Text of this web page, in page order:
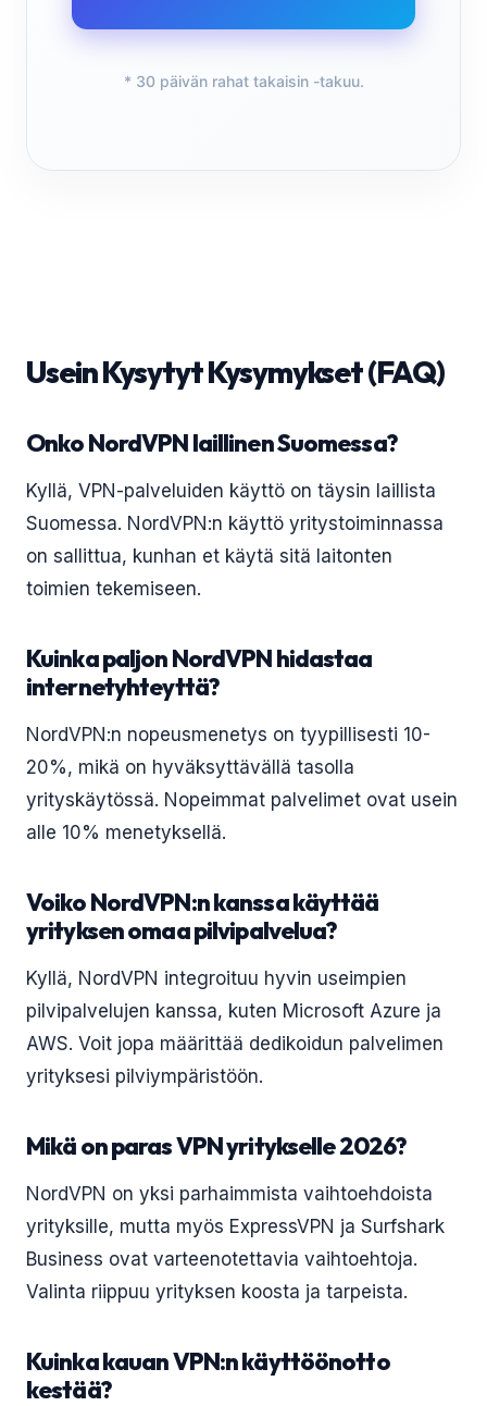
* 30 päivän rahat takaisin -takuu.
Usein Kysytyt Kysymykset (FAQ)
Onko NordVPN laillinen Suomessa?
Kyllä, VPN-palveluiden käyttö on täysin laillista
Suomessa. NordVPN:n käyttö yritystoiminnassa
on sallittua, kunhan et käytä sitä laitonten
toimien tekemiseen.
Kuinka paljon NordVPN hidastaa
internetyhteyttä?
NordVPN:n nopeusmenetys on tyypillisesti 10-
20%, mikä on hyväksyttävällä tasolla
yrityskäytössä. Nopeimmat palvelimet ovat usein
alle 10% menetyksellä.
Voiko NordVPN:n kanssa käyttää
yrityksen omaa pilvipalvelua?
Kyllä, NordVPN integroituu hyvin useimpien
pilvipalvelujen kanssa, kuten Microsoft Azure ja
AWS. Voit jopa määrittää dedikoidun palvelimen
yrityksesi pilviympäristöön.
Mikä on paras VPN yritykselle 2026?
NordVPN on yksi parhaimmista vaihtoehdoista
yrityksille, mutta myös ExpressVPN ja Surfshark
Business ovat varteenotettavia vaihtoehtoja.
Valinta riippuu yrityksen koosta ja tarpeista.
Kuinka kauan VPN:n käyttöönotto
kestää?